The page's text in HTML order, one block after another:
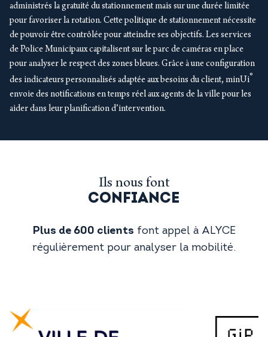
administrés la gratuité du stationnement mais sur une durée limitée
pour favoriser la rotation. Cette politique de stationnement nécessite
de pouvoir être contrôlée pour atteindre ses objectifs. Les services
de Police Municipaux capitalisent sur le parc de caméras en place
pour analyser le respect des zones bleues. Grâce à une configuration
des indicateurs personnalisés adaptée aux besoins du client, minUi®
envoie des notifications en temps réel aux agents de la ville pour les
aider dans leur planification d’intervention.
Ils nous font
CONFIANCE
Plus de 600 clients font appel à ALYCE
régulièrement pour analyser la mobilité.